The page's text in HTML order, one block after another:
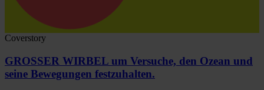
Coverstory
GROSSER WIRBEL um Versuche, den Ozean und
seine Bewegungen festzuhalten.